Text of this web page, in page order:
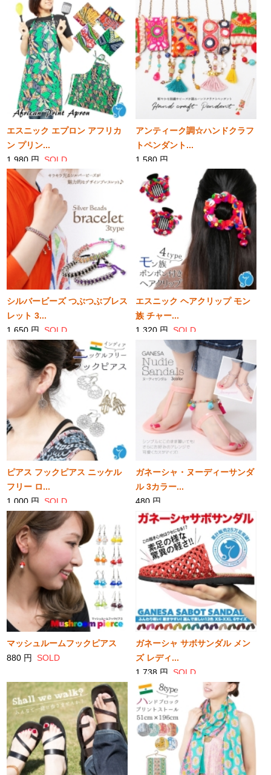
SOLD
エスニック エプロン アフリカ
ン プリン...
1,980 円 SOLD
アンティーク調☆ハンドクラフ
トペンダント...
1,580 円
SOLD
シルバービーズ つぶつぶブレス
レット 3...
1,650 円 SOLD
エスニック ヘアクリップ モン
族 チャー...
1,320 円 SOLD
ピアス フックピアス ニッケル
フリー ロ...
1,000 円 SOLD
ガネーシャ・ヌーディーサンダ
ル 3カラー...
480 円
SOLD
マッシュルームフックピアス
880 円SOLD
ガネーシャ サボサンダル メン
ズ レディ...
1,738 円 SOLD